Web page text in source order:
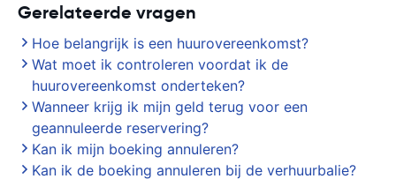
Gerelateerde vragen
Hoe belangrijk is een huurovereenkomst?
Wat moet ik controleren voordat ik de
huurovereenkomst onderteken?
Wanneer krijg ik mijn geld terug voor een
geannuleerde reservering?
Kan ik mijn boeking annuleren?
Kan ik de boeking annuleren bij de verhuurbalie?